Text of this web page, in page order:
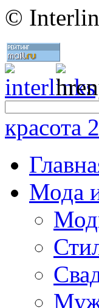
©
красота
Мода